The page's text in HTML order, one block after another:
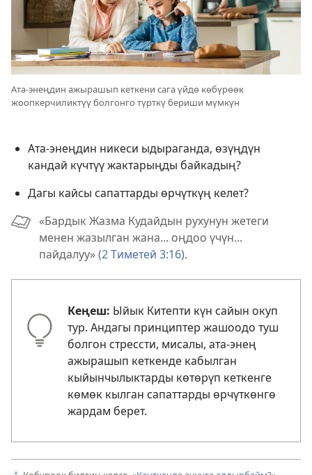
Ата-энеңдин ажырашып кеткени сага үйдө көбүрөөк
жоопкерчиликтүү болгонго түрткү бериши мүмкүн
Ата-энеңдин никеси ыдыраганда, өзүңдүн
кандай күчтүү жактарыңды байкадың?
Дагы кайсы сапаттарды өрчүткүң келет?
«Бардык Жазма Кудайдын рухунун жетеги
менен жазылган жана... оңдоо үчүн...
пайдалуу» (2 Тиметей 3:16).
Кеңеш: Ыйык Китепти күн сайын окуп
тур. Андагы принциптер жашоодо туш
болгон стрессти, мисалы, ата-энең
ажырашып кеткенде кабылган
кыйынчылыктарды көтөрүп кеткенге
көмөк кылган сапаттарды өрчүткөнгө
жардам берет.